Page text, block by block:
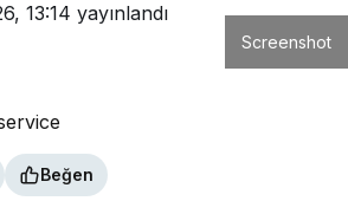
13:14 yayınlandı
Screenshot
Beğen